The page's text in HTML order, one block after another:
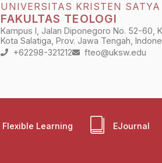
UNIVERSITAS KRISTEN
FAKULTAS TEOLOGI
Kampus I, Jalan Diponegoro No. 52-60,
Kota Salatiga, Prov. Jawa Tengah,
+62298-321212
fteo@uksw.edu
Flexible Learning EJournal